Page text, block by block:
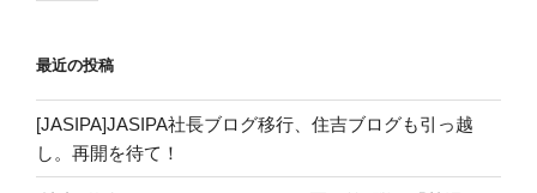
最近の投稿
[JASIPA]JASIPA社長ブログ移行、住吉ブログも引っ越
し。再開を待て！